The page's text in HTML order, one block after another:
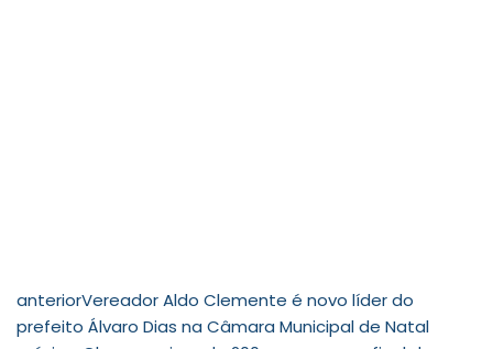
anteriorVereador Aldo Clemente é novo líder do
prefeito Álvaro Dias na Câmara Municipal de Natal